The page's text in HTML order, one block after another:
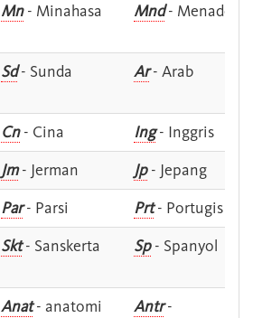
Mn- Minahasa Mnd- Menado
Sd- Sunda Ar- Arab
Cn- Cina Ing- Inggris
Jm- Jerman Jp- Jepang
Par- Parsi Prt- Portugis
Skt- Sanskerta Sp- Spanyol
Anat- anatomi Antr-